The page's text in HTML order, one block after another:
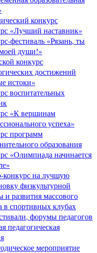
конкурс
«Лучший наставник»
фестиваль «Рязань, ты
души!»
конкурс
достижений
истоки»
воспитательных
«К вершинам
успеха»
программ
образования
«Олимпиада начинается
конкурс на лучшую
физкультурной
и развития массового
в спортивных клубах
форумы педагогов
педагогическая
мероприятие